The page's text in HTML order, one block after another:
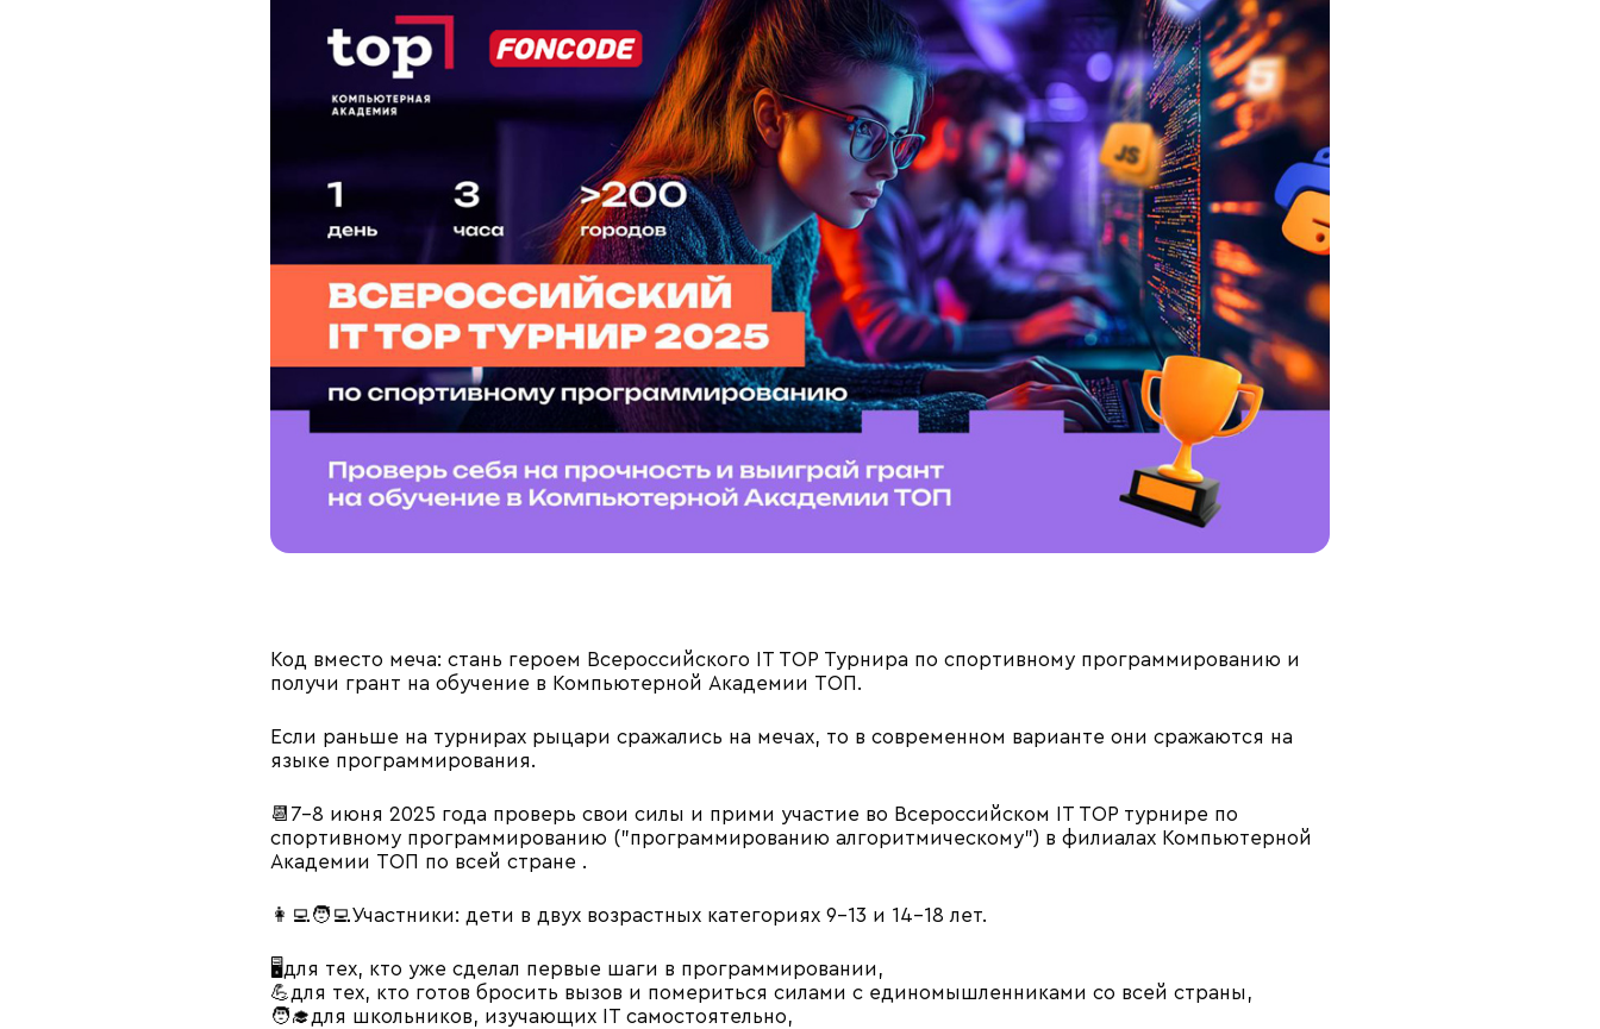
Код вместо меча: стань героем Всероссийского IT TOP Турнира по спортивному программированию и
получи грант на обучение в Компьютерной Академии ТОП.
Если раньше на турнирах рыцари сражались на мечах, то в современном варианте они сражаются на
языке программирования.
📆7-8 июня 2025 года проверь свои силы и прими участие во Всероссийском IT TOP турнире по
спортивному программированию ("программированию алгоритмическому") в филиалах Компьютерной
Академии ТОП по всей стране .
👩‍💻🧑‍💻Участники: дети в двух возрастных категориях 9-13 и 14-18 лет.
🖥для тех, кто уже сделал первые шаги в программировании,
💪для тех, кто готов бросить вызов и помериться силами с единомышленниками со всей страны,
🧑‍🎓для школьников, изучающих IT самостоятельно,